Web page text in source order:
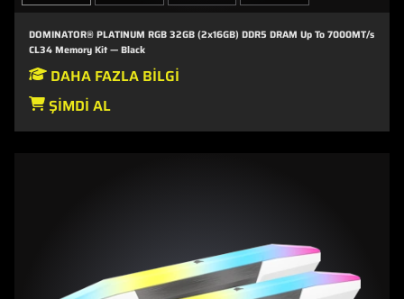
DOMINATOR® PLATINUM RGB 32GB (2x16GB) DDR5 DRAM Up To 7000MT/s
CL34 Memory Kit — Black
DAHA FAZLA BILGI
ŞIMDI AL